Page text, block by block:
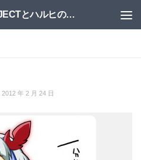
すてらーしぇる｜東方PROJECTとハルヒの二次創作サイト
2012 年 2 月 24 日